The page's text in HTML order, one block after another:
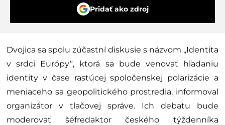
Pridať ako zdroj
Dvojica sa spolu zúčastní diskusie s názvom „Identita
v srdci Európy“, ktorá sa bude venovať hľadaniu
identity v čase rastúcej spoločenskej polarizácie a
meniaceho sa geopolitického prostredia, informoval
organizátor v tlačovej správe. Ich debatu bude
moderovať šéfredaktor českého týždenníka